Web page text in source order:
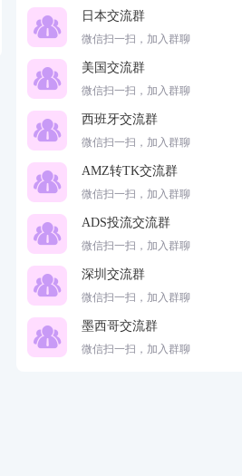
日本交流群
微信扫一扫，加入群聊
美国交流群
微信扫一扫，加入群聊
西班牙交流群
微信扫一扫，加入群聊
AMZ转TK交流群
微信扫一扫，加入群聊
ADS投流交流群
微信扫一扫，加入群聊
深圳交流群
微信扫一扫，加入群聊
墨西哥交流群
微信扫一扫，加入群聊